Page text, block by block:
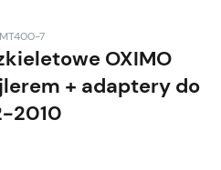
7
OXIMO
+ adaptery do
2010